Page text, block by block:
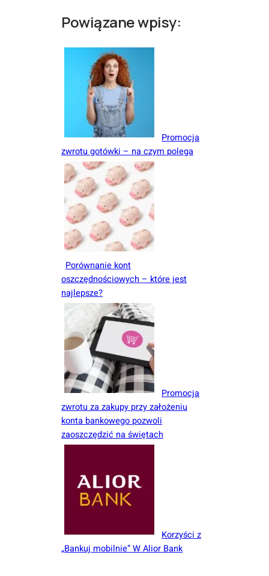
Powiązane wpisy:
Promocja
zwrotu gotówki – na czym polega
Porównanie kont
oszczędnościowych – które jest
najlepsze?
Promocja
zwrotu za zakupy przy założeniu
konta bankowego pozwoli
zaoszczędzić na świętach
Korzyści z
„Bankuj mobilnie” W Alior Bank